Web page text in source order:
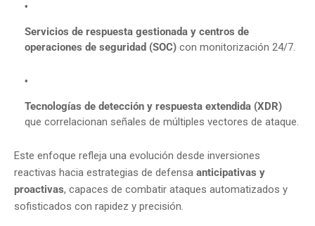
Servicios de respuesta gestionada y centros de
operaciones de seguridad (SOC) con monitorización 24/7.
Tecnologías de detección y respuesta extendida (XDR)
que correlacionan señales de múltiples vectores de ataque.
Este enfoque refleja una evolución desde inversiones
reactivas hacia estrategias de defensa anticipativas y
proactivas, capaces de combatir ataques automatizados y
sofisticados con rapidez y precisión.